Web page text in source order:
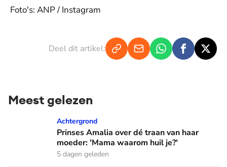
Foto's: ANP / Instagram
Deel dit artikel:
Meest gelezen
Prinses Amalia over dé traan van haar moeder: 'Mama
Achtergrond
Prinses Amalia over dé traan van haar
moeder: 'Mama waarom huil je?'
5 dagen geleden